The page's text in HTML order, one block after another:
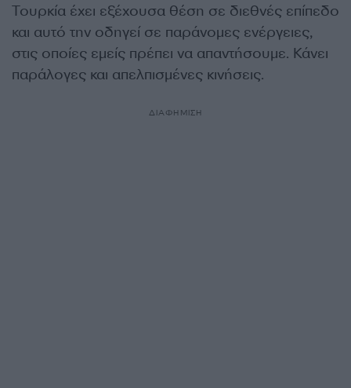
Τουρκία έχει εξέχουσα θέση σε διεθνές επίπεδο
και αυτό την οδηγεί σε παράνομες ενέργειες,
στις οποίες εμείς πρέπει να απαντήσουμε. Κάνει
παράλογες και απελπισμένες κινήσεις.
ΔΙΑΦΗΜΙΣΗ